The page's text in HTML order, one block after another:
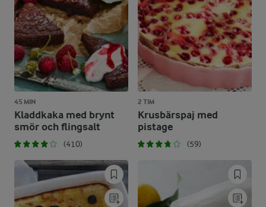
45 MIN
Kladdkaka med brynt
smör och flingsalt
(410)
2 TIM
Krusbärspaj med
pistage
(59)